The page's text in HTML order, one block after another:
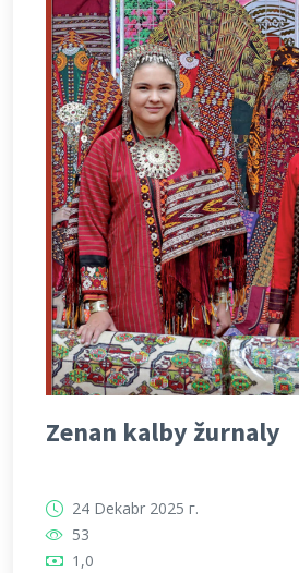
Zenan kalby žurnaly
24 Dekabr 2025 г.
53
1,0